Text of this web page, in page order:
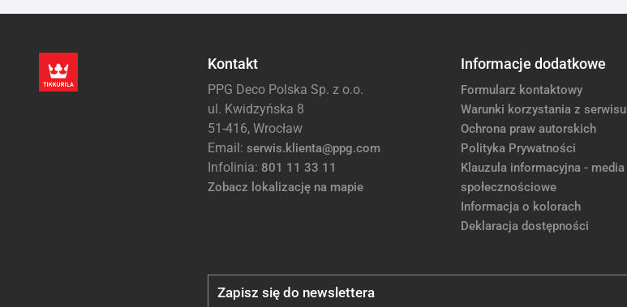
Kontakt
PPG Deco Polska Sp. z o.o.
ul. Kwidzyńska 8
51-416, Wrocław
Email: serwis.klienta@ppg.com
Infolinia: 801 11 33 11
Zobacz lokalizację na mapie
Informacje dodatkowe
Formularz kontaktowy
Warunki korzystania z serwisu
Ochrona praw autorskich
Polityka Prywatności
Klauzula informacyjna - media
społecznościowe
Informacja o kolorach
Deklaracja dostępności
Zapisz się do newslettera